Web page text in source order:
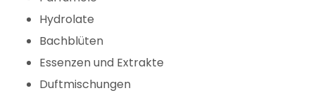
Hydrolate
Bachblüten
Essenzen und Extrakte
Duftmischungen